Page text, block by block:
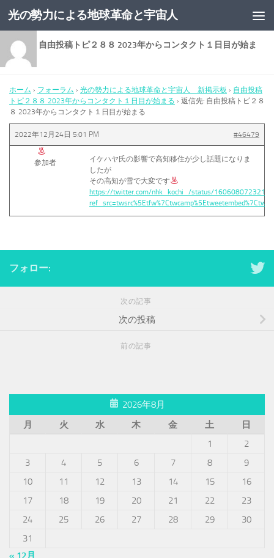
コンテンツへスキップ
光の勢力による地球革命と宇宙人
返信先: 自由投稿トピ２８８ 2023年からコンタクト１日目が始ま
る
ホーム › フォーラム › 光の勢力による地球革命と宇宙人 新掲示板 › 自由投稿
トピ２８８ 2023年からコンタクト１日目が始まる › 返信先: 自由投稿トピ２８
８ 2023年からコンタクト１日目が始まる
2022年12月24日 5:01 PM #46479
参加者
イケハヤ氏の影響で高知移住が少し話題になりま
したが
その高知が雪で大変です
https://twitter.com/nhk_kochi_/status/
フォロー:
次の記事
次の投稿
前の記事
2026年8月
月
火 水 木 金 土
日
1
2
3
4 5 6 7 8
9
10
11 12 13 14 15
16
17
18 19 20 21 22
23
24
25 26 27 28 29
30
31
« 12月